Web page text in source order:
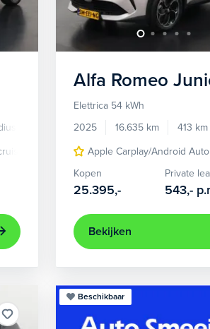
Elektrisch
control adaptief LED koplampen
Alfa Romeo
Elettrica 54 kWh
2025
16.635 km 413 km
Apple Carplay/Android Auto
Kopen
25.395,-
Private
543,-
Bekijken
Beschikbaar